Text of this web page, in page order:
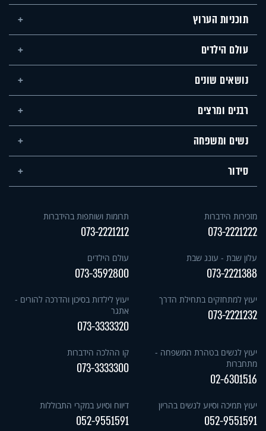
תוכניות הערוץ
עולם הילדים
נושאים שונים
רבנים ומרצים
נשים ומשפחה
סידור
מזכירות הידברות
073-2221222
תרומות ושותפות בהידברות
073-2221212
עלון שבת - עונג שבת
073-2221388
עולם הילדים
073-3592800
יעוץ למתחזקים בתחילת הדרך
073-2221232
יעוץ לילדות בסיכון והדרכה להורים -
אתגר
073-3333320
יעוץ לנשים בטהרת המשפחה -
מתחברות
02-6301516
קו ההלכה הידברות
073-3333300
יעוץ תמיכה וסיוע לנשים בהריון
052-9551591
דיווח וסיוע במקרי התבוללות
052-9551591